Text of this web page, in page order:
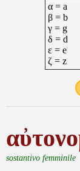
α = a
β = b
γ = g
δ = d
ε = e
ζ = z
sostantivo femminile